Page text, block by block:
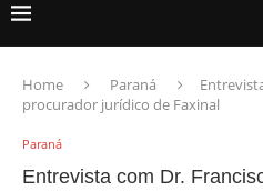
Home Paraná
procurador jurídico de Faxinal
Paraná
Entrevista com Dr.